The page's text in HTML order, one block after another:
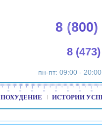
8 (800)
8
пн-пт: 09:00 -
ПОХУДЕНИЕ ИСТОРИИ